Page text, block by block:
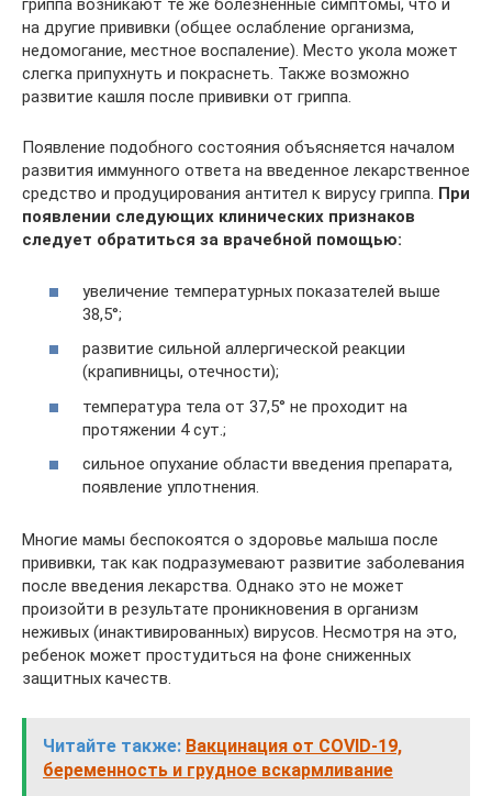
гриппа возникают те же болезненные симптомы, что и
на другие прививки (общее ослабление организма,
недомогание, местное воспаление). Место укола может
слегка припухнуть и покраснеть. Также возможно
развитие кашля после прививки от гриппа.
Появление подобного состояния объясняется началом
развития иммунного ответа на введенное лекарственное
средство и продуцирования антител к вирусу гриппа. При
появлении следующих клинических признаков
следует обратиться за врачебной помощью:
увеличение температурных показателей выше
38,5°;
развитие сильной аллергической реакции
(крапивницы, отечности);
температура тела от 37,5° не проходит на
протяжении 4 сут.;
сильное опухание области введения препарата,
появление уплотнения.
Многие мамы беспокоятся о здоровье малыша после
прививки, так как подразумевают развитие заболевания
после введения лекарства. Однако это не может
произойти в результате проникновения в организм
неживых (инактивированных) вирусов. Несмотря на это,
ребенок может простудиться на фоне сниженных
защитных качеств.
Читайте также: Вакцинация от COVID-19,
беременность и грудное вскармливание